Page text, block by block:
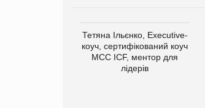
Тетяна Ільєнко, Executive-
коуч, сертифікований коуч
МСС ICF, ментор для
лідерів